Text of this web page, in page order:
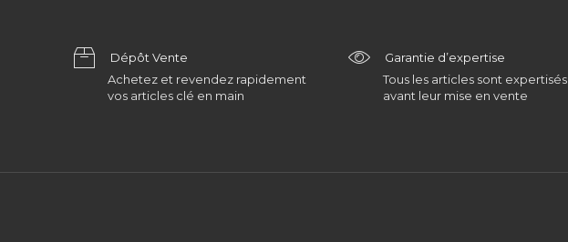
Dépôt Vente
Achetez et revendez rapidement
vos articles clé en main
Garantie d’expertise
Tous les articles sont expertisés
avant leur mise en vente